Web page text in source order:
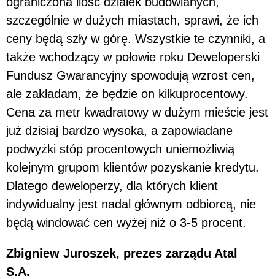
szczególnie w dużych miastach, sprawi, że ich
ceny będą szły w górę. Wszystkie te czynniki, a
także wchodzący w połowie roku Deweloperski
Fundusz Gwarancyjny spowodują wzrost cen,
ale zakładam, że będzie on kilkuprocentowy.
Cena za metr kwadratowy w dużym mieście jest
już dzisiaj bardzo wysoka, a zapowiadane
podwyżki stóp procentowych uniemożliwią
kolejnym grupom klientów pozyskanie kredytu.
Dlatego deweloperzy, dla których klient
indywidualny jest nadal głównym odbiorcą, nie
będą windować cen wyżej niż o 3-5 procent.
Zbigniew Juroszek, prezes zarządu Atal
S.A.